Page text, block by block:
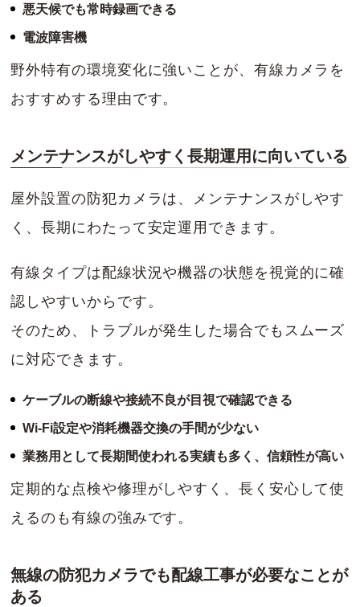
悪天候でも常時録画できる
電波障害機
野外特有の環境変化に強いことが、有線カメラを
おすすめする理由です。
メンテナンスがしやすく長期運用に向いている
屋外設置の防犯カメラは、メンテナンスがしやす
く、長期にわたって安定運用できます。
有線タイプは配線状況や機器の状態を視覚的に確
認しやすいからです。
そのため、トラブルが発生した場合でもスムーズ
に対応できます。
ケーブルの断線や接続不良が目視で確認できる
Wi-Fi設定や消耗機器交換の手間が少ない
業務用として長期間使われる実績も多く、信頼性が高い
定期的な点検や修理がしやすく、長く安心して使
えるのも有線の強みです。
無線の防犯カメラでも配線工事が必要なことが
ある